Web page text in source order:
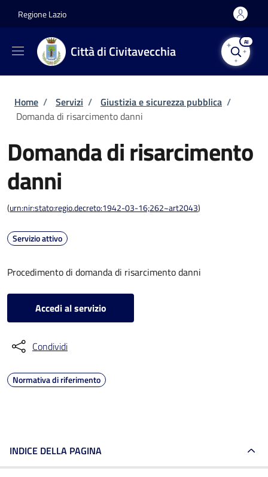
Regione Lazio
Città di Civitavecchia
AI
Briciole di pane
Home / Servizi / Giustizia e sicurezza pubblica /
Domanda di risarcimento danni
Domanda di risarcimento
danni
(urn:nir:stato:regio.decreto:1942-03-16;262~art2043)
Servizio attivo
Procedimento di domanda di risarcimento danni
Accedi al servizio
Condividi
Normativa di riferimento
INDICE DELLA PAGINA